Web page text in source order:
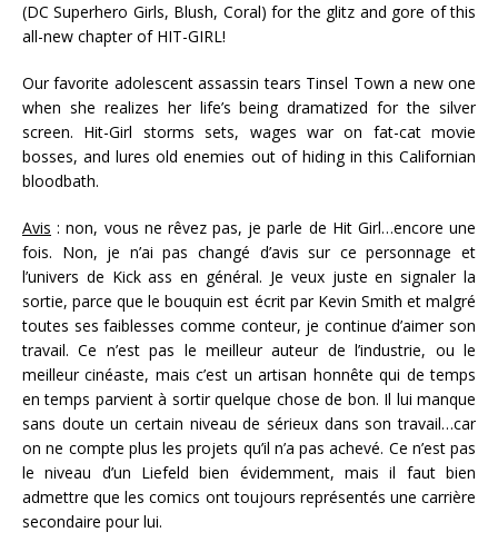
(DC Superhero Girls, Blush, Coral) for the glitz and gore of this
all-new chapter of HIT-GIRL!
Our favorite adolescent assassin tears Tinsel Town a new one
when she realizes her life’s being dramatized for the silver
screen. Hit-Girl storms sets, wages war on fat-cat movie
bosses, and lures old enemies out of hiding in this Californian
bloodbath.
Avis : non, vous ne rêvez pas, je parle de Hit Girl…encore une
fois. Non, je n’ai pas changé d’avis sur ce personnage et
l’univers de Kick ass en général. Je veux juste en signaler la
sortie, parce que le bouquin est écrit par Kevin Smith et malgré
toutes ses faiblesses comme conteur, je continue d’aimer son
travail. Ce n’est pas le meilleur auteur de l’industrie, ou le
meilleur cinéaste, mais c’est un artisan honnête qui de temps
en temps parvient à sortir quelque chose de bon. Il lui manque
sans doute un certain niveau de sérieux dans son travail…car
on ne compte plus les projets qu’il n’a pas achevé. Ce n’est pas
le niveau d’un Liefeld bien évidemment, mais il faut bien
admettre que les comics ont toujours représentés une carrière
secondaire pour lui.